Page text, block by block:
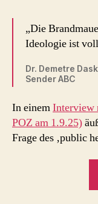
„Die
Ideologie ist
Dr. Demetre
Sender ABC
In einemInterview
POZ am 1.9.25)
Frage des ‚public